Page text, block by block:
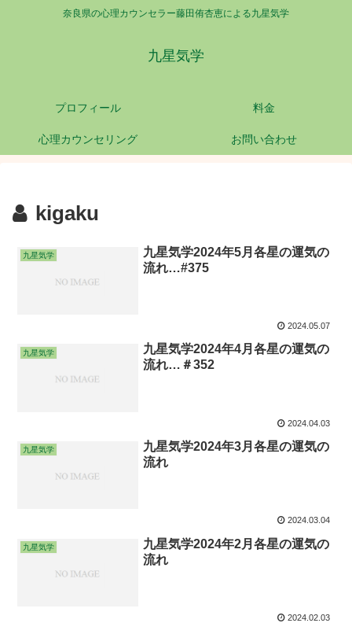
奈良県の心理カウンセラー藤田侑杏恵による九星気学
九星気学
プロフィール 料金
心理カウンセリング お問い合わせ
kigaku
九星気学
九星気学2024年5月各星の運気の
流れ…#375
2024.05.07
九星気学
九星気学2024年4月各星の運気の
流れ…＃352
2024.04.03
九星気学
九星気学2024年3月各星の運気の
流れ
2024.03.04
九星気学
九星気学2024年2月各星の運気の
流れ
2024.02.03